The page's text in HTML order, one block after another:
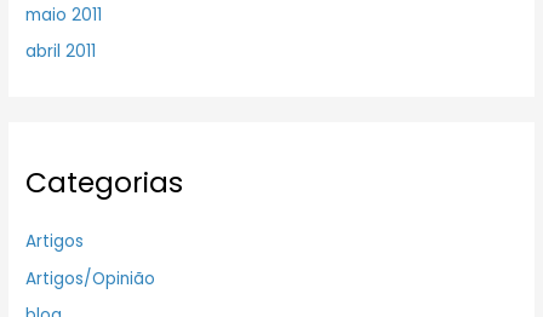
maio 2011
abril 2011
Categorias
Artigos
Artigos/Opinião